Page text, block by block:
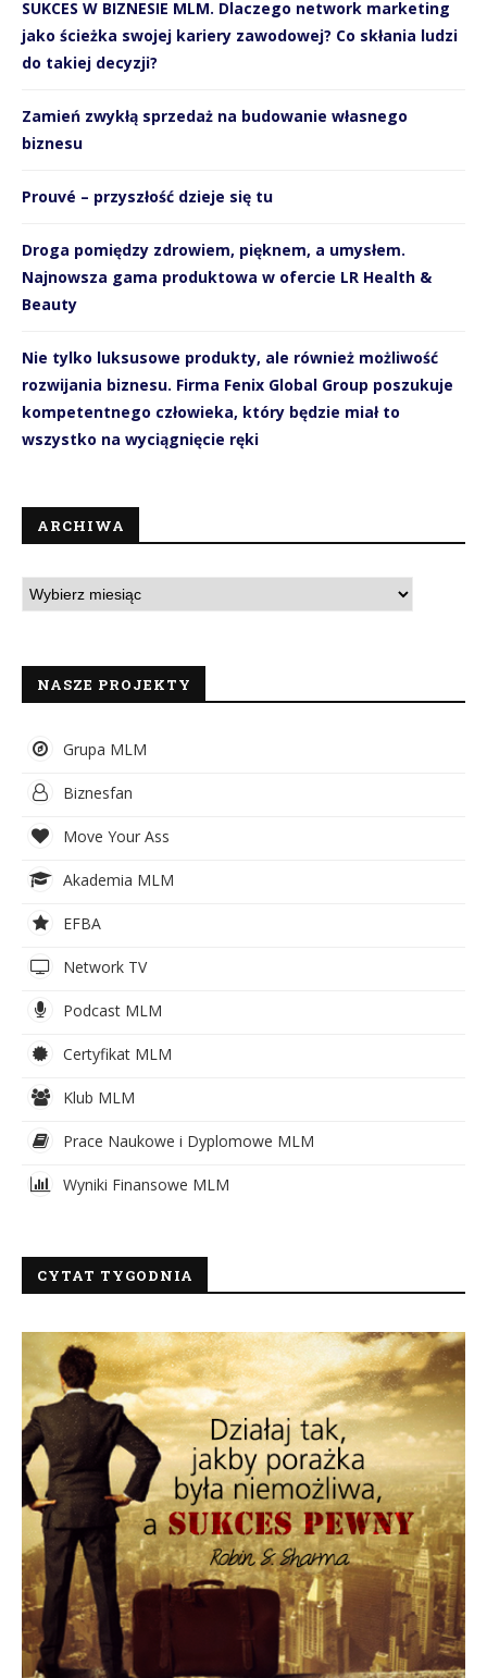
SUKCES W BIZNESIE MLM. Dlaczego network marketing
jako ścieżka swojej kariery zawodowej? Co skłania ludzi
do takiej decyzji?
Zamień zwykłą sprzedaż na budowanie własnego
biznesu
Prouvé – przyszłość dzieje się tu
Droga pomiędzy zdrowiem, pięknem, a umysłem.
Najnowsza gama produktowa w ofercie LR Health &
Beauty
Nie tylko luksusowe produkty, ale również możliwość
rozwijania biznesu. Firma Fenix Global Group poszukuje
kompetentnego człowieka, który będzie miał to
wszystko na wyciągnięcie ręki
ARCHIWA
NASZE PROJEKTY
Grupa MLM
Biznesfan
Move Your Ass
Akademia MLM
EFBA
Network TV
Podcast MLM
Certyfikat MLM
Klub MLM
Prace Naukowe i Dyplomowe MLM
Wyniki Finansowe MLM
CYTAT TYGODNIA